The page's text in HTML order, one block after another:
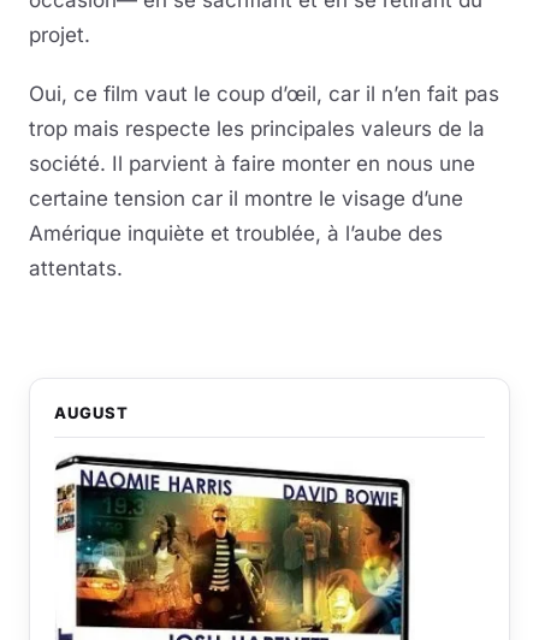
projet.
Oui, ce film vaut le coup d’œil, car il n’en fait pas
trop mais respecte les principales valeurs de la
société. Il parvient à faire monter en nous une
certaine tension car il montre le visage d’une
Amérique inquiète et troublée, à l’aube des
attentats.
AUGUST